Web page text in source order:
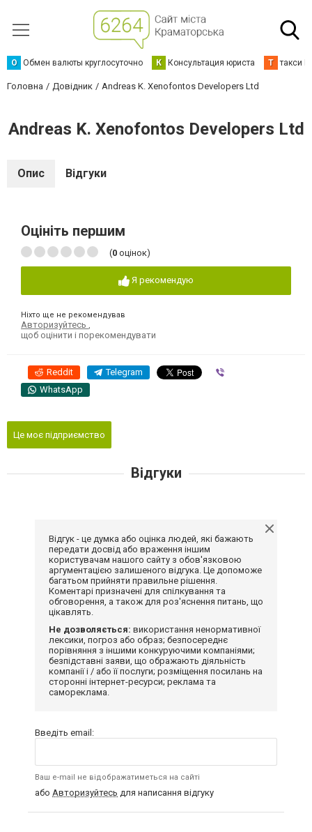
О Обмен валюты круглосуточно К Консультация юриста Т такси
Головна Довідник Andreas K. Xenofontos Developers Ltd
Andreas K. Xenofontos Developers Ltd
Опис Відгуки
Оцініть першим
(0 оцінок)
Я рекомендую
Ніхто ще не рекомендував
Авторизуйтесь
щоб оцінити і порекомендувати
Reddit Telegram
WhatsApp
Це моє підприємство
Відгуки
Відгук - це думка або оцінка людей, які бажають
передати досвід або враження іншим
користувачам нашого сайту з обов'язковою
аргументацією залишеного відгука. Це допоможе
багатьом прийняти правильне рішення.
Коментарі призначені для спілкування та
обговорення, а також для роз'яснення питань, що
цікавлять.
Не дозволяється: використання ненормативної
лексики, погроз або образ; безпосереднє
порівняння з іншими конкуруючими компаніями;
безпідставні заяви, що ображають діяльність
компанії і / або її послуги; розміщення посилань на
сторонні інтернет-ресурси; реклама та
самореклама.
Введіть email:
Ваш e-mail не відображатиметься на сайті
або Авторизуйтесь для написання відгуку